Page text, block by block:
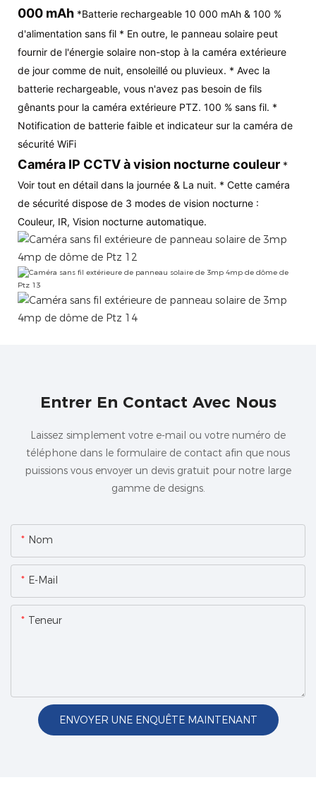
000 mAh *Batterie rechargeable 10 000 mAh & 100 %
d'alimentation sans fil * En outre, le panneau solaire peut
fournir de l'énergie solaire non-stop à la caméra extérieure
de jour comme de nuit, ensoleillé ou pluvieux. * Avec la
batterie rechargeable, vous n'avez pas besoin de fils
gênants pour la caméra extérieure PTZ. 100 % sans fil. *
Notification de batterie faible et indicateur sur la caméra de
sécurité WiFi
Caméra IP CCTV à vision nocturne couleur *
Voir tout en détail dans la journée & La nuit. * Cette caméra
de sécurité dispose de 3 modes de vision nocturne :
Couleur, IR, Vision nocturne automatique.
Entrer En Contact Avec Nous
Laissez simplement votre e-mail ou votre numéro de
téléphone dans le formulaire de contact afin que nous
puissions vous envoyer un devis gratuit pour notre large
gamme de designs.
Nom
E-Mail
Teneur
ENVOYER UNE ENQUÊTE MAINTENANT